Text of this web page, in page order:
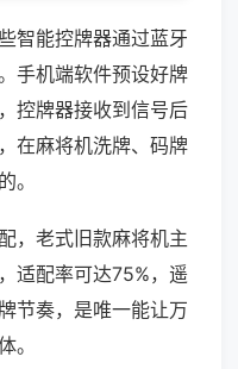
智能控牌器通过蓝牙
手机端软件预设好牌
控牌器接收到信号后
在麻将机洗牌、码牌
。
，老式旧款麻将机主
适配率可达75%，遥
节奏，是唯一能让万
。